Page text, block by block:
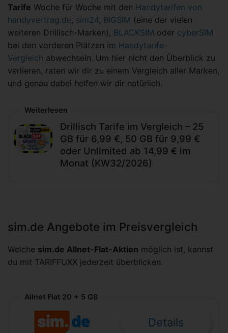
Tarife Woche für Woche mit den Handytarifen von
handyvertrag.de, sim24, BIGSIM (eine der vielen
weiteren Drillisch-Marken), BLACKSIM oder cyberSIM
bei den vorderen Plätzen im Handytarife-
Vergleich abwechseln. Um hier nicht den Überblick zu
verlieren, raten wir dir zu einem Vergleich aller Marken,
und genau dabei helfen wir dir natürlich.
Weiterlesen
Drillisch Tarife im Vergleich – 25
GB für 6,99 €, 50 GB für 9,99 €
oder Unlimited ab 14,99 € im
Monat (KW32/2026)
sim.de Angebote im Preisvergleich
Welche sim.de Allnet-Flat-Aktion möglich ist, kannst
du mit TARIFFUXX jederzeit überblicken.
Allnet Flat 20 + 5 GB
Details